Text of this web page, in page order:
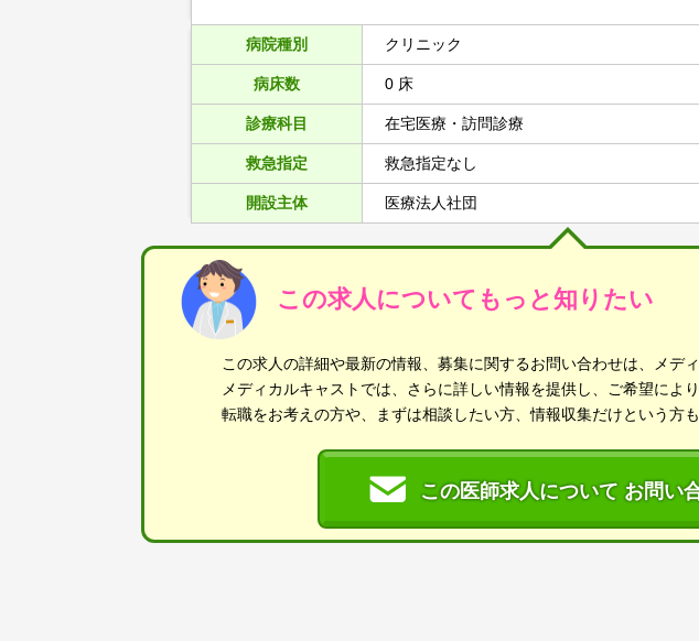
病院種別 クリニック
病床数 0 床
診療科目 在宅医療・訪問診療
救急指定 救急指定なし
開設主体 医療法人社団
この求人についてもっと知りたい
この求人の詳細や最新の情報、募集に関するお問い合わせは、メデ
メディカルキャストでは、さらに詳しい情報を提供し、ご希望によ
転職をお考えの方や、まずは相談したい方、情報収集だけという方
この医師求人について お問い